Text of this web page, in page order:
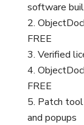
software
FREE
Verified
FREE
Patch
and popups